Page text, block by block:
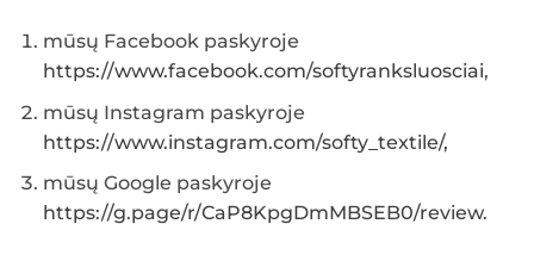
mūsų Facebook paskyroje
https://www.facebook.com/softyranksluosciai,
mūsų Instagram paskyroje
https://www.instagram.com/softy_textile/,
mūsų Google paskyroje
https://g.page/r/CaP8KpgDmMBSEB0/review.